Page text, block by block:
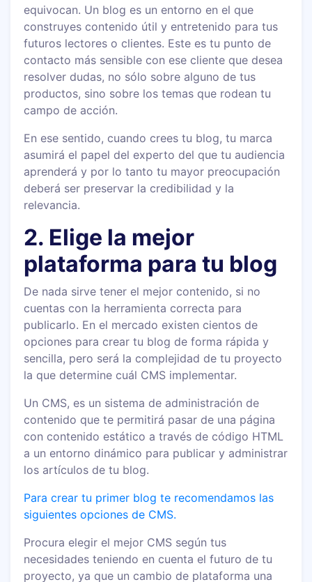
equivocan. Un blog es un entorno en el que
construyes contenido útil y entretenido para tus
futuros lectores o clientes. Este es tu punto de
contacto más sensible con ese cliente que desea
resolver dudas, no sólo sobre alguno de tus
productos, sino sobre los temas que rodean tu
campo de acción.
En ese sentido, cuando crees tu blog, tu marca
asumirá el papel del experto del que tu audiencia
aprenderá y por lo tanto tu mayor preocupación
deberá ser preservar la credibilidad y la
relevancia.
2. Elige la mejor
plataforma para tu blog
De nada sirve tener el mejor contenido, si no
cuentas con la herramienta correcta para
publicarlo. En el mercado existen cientos de
opciones para crear tu blog de forma rápida y
sencilla, pero será la complejidad de tu proyecto
la que determine cuál CMS implementar.
Un CMS, es un sistema de administración de
contenido que te permitirá pasar de una página
con contenido estático a través de código HTML
a un entorno dinámico para publicar y administrar
los artículos de tu blog.
Para crear tu primer blog te recomendamos las
siguientes opciones de CMS.
Procura elegir el mejor CMS según tus
necesidades teniendo en cuenta el futuro de tu
proyecto, ya que un cambio de plataforma una